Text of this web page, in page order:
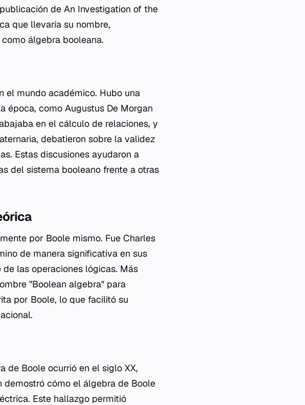
de An Investigation of the
que llevaría su nombre,
álgebra booleana.
el mundo académico. Hubo una
época, como Augustus De Morgan
en el cálculo de relaciones, y
debatieron sobre la validez
Estas discusiones ayudaron a
del sistema booleano frente a otras
por Boole mismo. Fue Charles
de manera significativa en sus
las operaciones lógicas. Más
"Boolean algebra" para
por Boole, lo que facilitó su
de Boole ocurrió en el siglo XX,
demostró cómo el álgebra de Boole
Este hallazgo permitió